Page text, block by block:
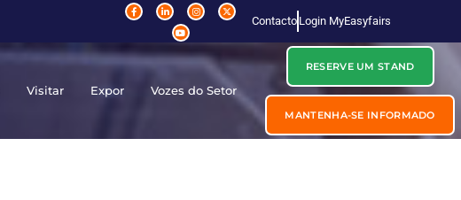
Contacto Login MyEasyfairs
Visitar Expor Vozes do Setor
RESERVE UM STAND
MANTENHA-SE INFORMADO